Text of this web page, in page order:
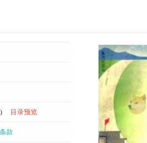
目录预览
款